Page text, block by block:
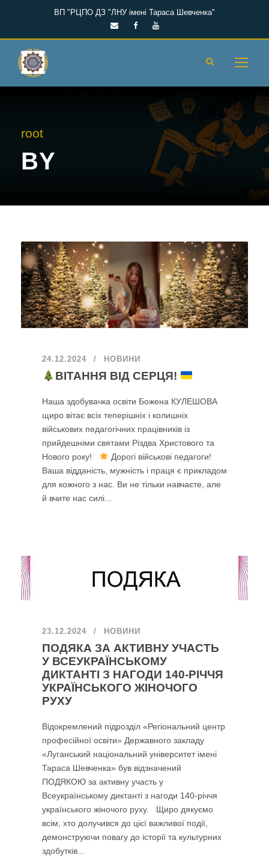
ВП "РЦПО ДЗ "ЛНУ імені Тараса Шевченка"
root
BY
24.12.2024 НОВИНИ
ВІТАННЯ ВІД СЕРЦЯ!
Наша здобувачка освіти Божена КУЛЕШОВА
щиро вітає всіх теперішніх і колишніх
військових педагогічних працівників із
прийдешніми святами Різдва Христового та
Нового року!
Дорогі військові педагоги!
Ваша відданість, мужність і праця є прикладом
для кожного з нас. Ви не тільки навчаєте, але
й вчите нас силі...
23.12.2024 НОВИНИ
ПОДЯКА ЗА АКТИВНУ УЧАСТЬ
У ВСЕУКРАЇНСЬКОМУ
ДИКТАНТІ З НАГОДИ 140-РІЧЧЯ
УКРАЇНСЬКОГО ЖІНОЧОГО
РУХУ
Відокремлений підрозділ «Регіональний центр
професійної освіти» Державного закладу
«Луганський національний університет імені
Тараса Шевченка» був відзначений
ПОДЯКОЮ за активну участь у
Всеукраїнському диктанті з нагоди 140-річчя
українського жіночого руху. Щиро дякуємо
всім, хто долучився до цієї важливої події,
демонструючи повагу до історії та культурних
здобутків...